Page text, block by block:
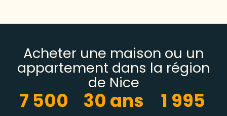
Acheter une maison ou un
appartement dans la région
de Nice
7 500 30 ans 1 995